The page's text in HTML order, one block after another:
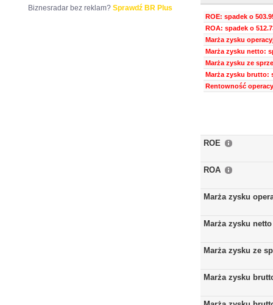
ROE: spadek o
ROA: spadek o
Marża zysku
Marża zysku netto:
Marża zysku ze
Marża zysku brutto:
Rentowność
ROE
ROA
Marża zysku
Marża zysku netto
Marża zysku ze
Marża zysku
Biznesradar bez reklam? Sprawdź BR Plus